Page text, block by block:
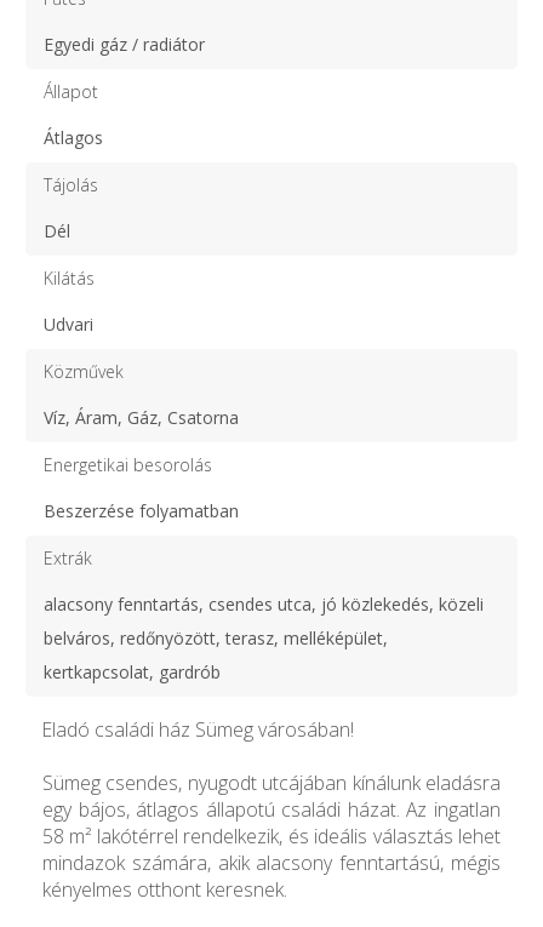
Egyedi gáz / radiátor
Állapot
Átlagos
Tájolás
Dél
Kilátás
Udvari
Közművek
Víz, Áram, Gáz, Csatorna
Energetikai besorolás
Beszerzése folyamatban
Extrák
alacsony fenntartás, csendes utca, jó közlekedés, közeli
belváros, redőnyözött, terasz, melléképület,
kertkapcsolat, gardrób
Eladó családi ház Sümeg városában!
Sümeg csendes, nyugodt utcájában kínálunk eladásra
egy bájos, átlagos állapotú családi házat. Az ingatlan
58 m² lakótérrel rendelkezik, és ideális választás lehet
mindazok számára, akik alacsony fenntartású, mégis
kényelmes otthont keresnek.